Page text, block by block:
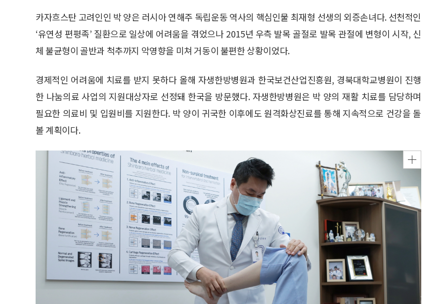
카자흐스탄 고려인인 박 양은 러시아 연해주 독립운동 역사의 핵심인물 최재형 선생의 외증손녀다. 선천적인
‘유연성 편평족’ 질환으로 일상에 어려움을 겪었으나 2015년 우측 발목 골절로 발목 관절에 변형이 시작, 신
체 불균형이 골반과 척추까지 악영향을 미쳐 거동이 불편한 상황이었다.
경제적인 어려움에 치료를 받지 못하다 올해 자생한방병원과 한국보건산업진흥원, 경북대학교병원이 진행
한 나눔의료 사업의 지원대상자로 선정돼 한국을 방문했다. 자생한방병원은 박 양의 재활 치료를 담당하며
필요한 의료비 및 입원비를 지원한다. 박 양이 귀국한 이후에도 원격화상진료를 통해 지속적으로 건강을 돌
볼 계획이다.